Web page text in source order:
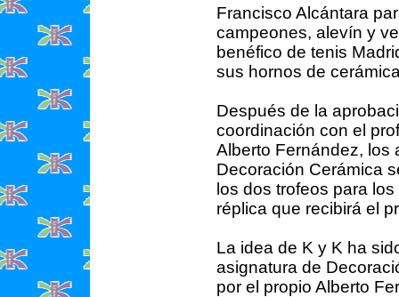
Francisco Alcántara
campeones, alevín y
benéfico de tenis
sus hornos de
Después de la
coordinación con el
Alberto Fernández, los
Decoración Cerámica
los dos trofeos para
réplica que recibirá el
La idea de K y K ha
asignatura de
por el propio Alberto